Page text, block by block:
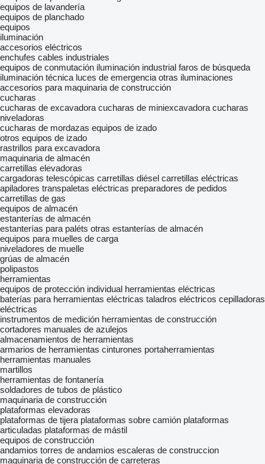
equipos de lavandería
equipos de planchado
equipos
iluminación
accesorios eléctricos
enchufes cables industriales
equipos de conmutación iluminación industrial faros de búsqueda
iluminación técnica luces de emergencia otras iluminaciones
accesorios para maquinaria de construcción
cucharas
cucharas de excavadora cucharas de miniexcavadora cucharas
niveladoras
cucharas de mordazas equipos de izado
otros equipos de izado
rastrillos para excavadora
maquinaria de almacén
carretillas elevadoras
cargadoras telescópicas carretillas diésel carretillas eléctricas
apiladores transpaletas eléctricas preparadores de pedidos
carretillas de gas
equipos de almacén
estanterías de almacén
estanterías para paléts otras estanterías de almacén
equipos para muelles de carga
niveladores de muelle
grúas de almacén
polipastos
herramientas
equipos de protección individual herramientas eléctricas
baterías para herramientas eléctricas taladros eléctricos cepilladoras
eléctricas
instrumentos de medición herramientas de construcción
cortadores manuales de azulejos
almacenamientos de herramientas
armarios de herramientas cinturones portaherramientas
herramientas manuales
martillos
herramientas de fontanería
soldadores de tubos de plástico
maquinaria de construcción
plataformas elevadoras
plataformas de tijera plataformas sobre camión plataformas
articuladas plataformas de mástil
equipos de construcción
andamios torres de andamios escaleras de construccion
maquinaria de construcción de carreteras